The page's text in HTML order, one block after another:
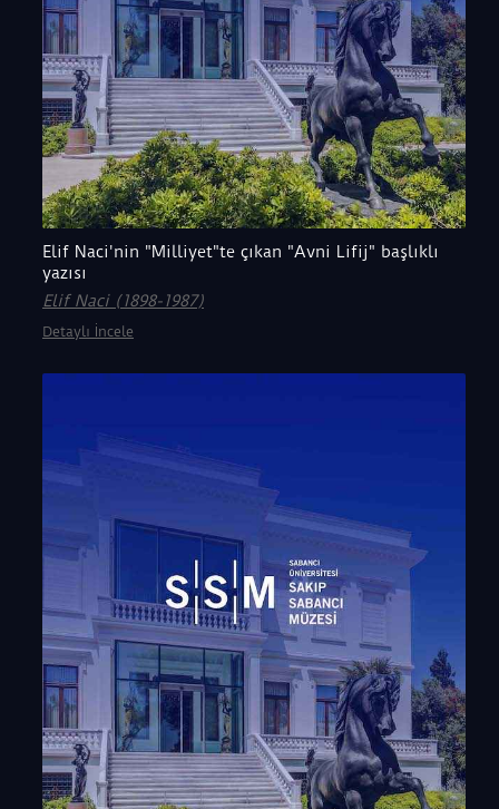
Elif Naci'nin "Milliyet"te çıkan "Avni Lifij" başlıklı
yazısı
Elif Naci (1898-1987)
Detaylı İncele